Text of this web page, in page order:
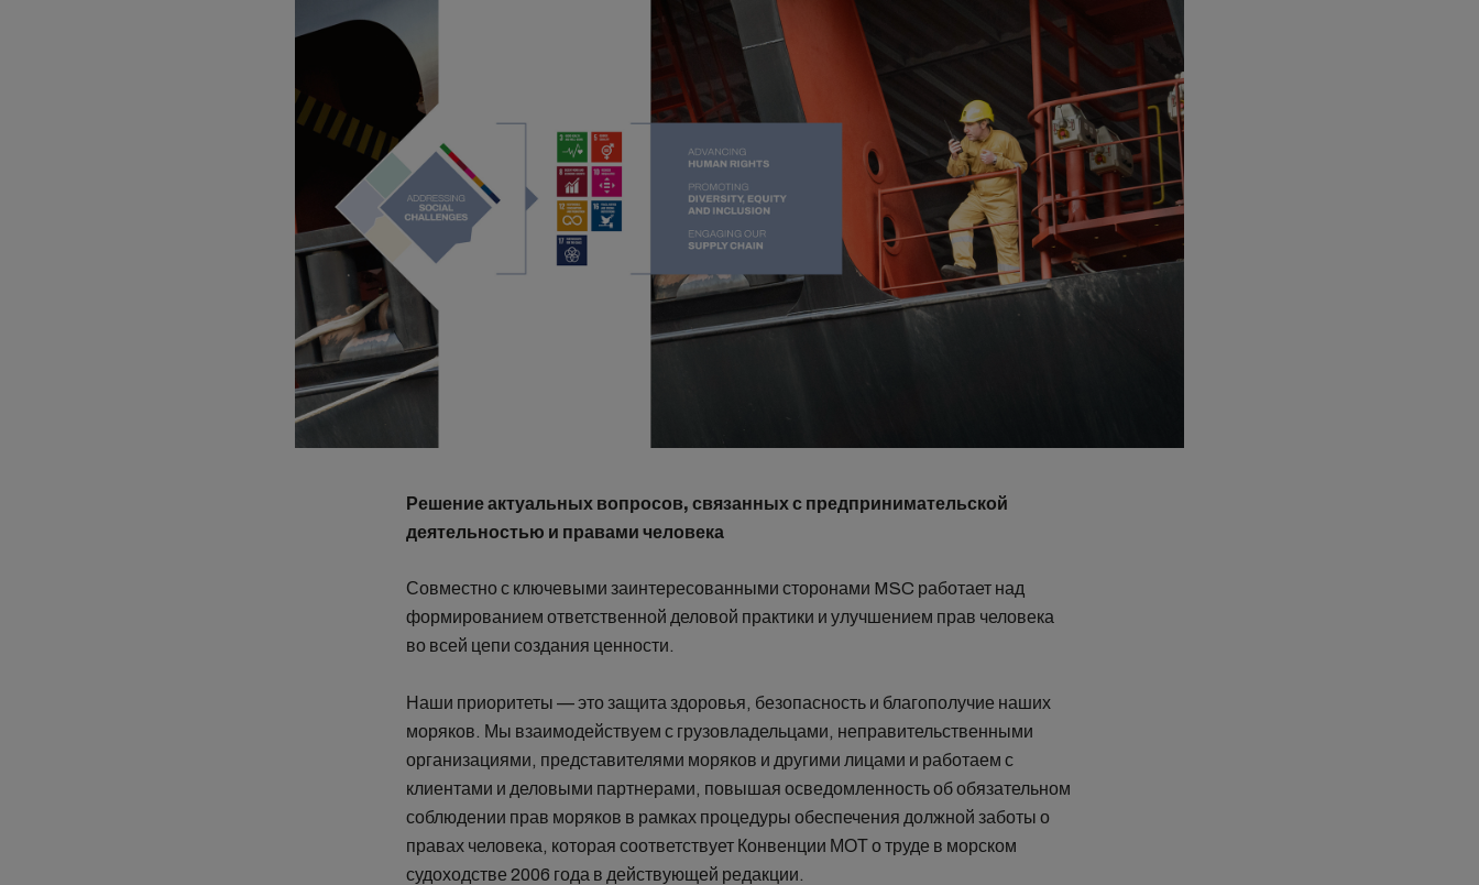
Решение актуальных вопросов, связанных с предпринимательской
деятельностью и правами человека
Совместно с ключевыми заинтересованными сторонами MSC работает над
формированием ответственной деловой практики и улучшением прав человека
во всей цепи создания ценности.
Наши приоритеты — это защита здоровья, безопасность и благополучие наших
моряков. Мы взаимодействуем с грузовладельцами, неправительственными
организациями, представителями моряков и другими лицами и работаем с
клиентами и деловыми партнерами, повышая осведомленность об обязательном
соблюдении прав моряков в рамках процедуры обеспечения должной заботы о
правах человека, которая соответствует Конвенции МОТ о труде в морском
судоходстве 2006 года в действующей редакции.